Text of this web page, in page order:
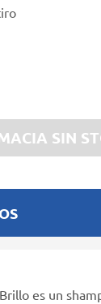
SIN
es un